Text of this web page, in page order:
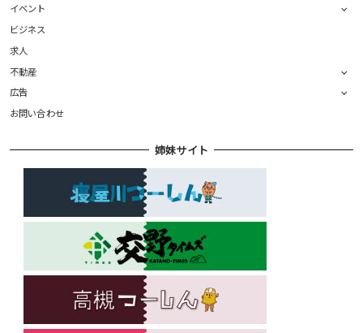
イベント
ビジネス
求人
不動産
広告
お問い合わせ
姉妹サイト